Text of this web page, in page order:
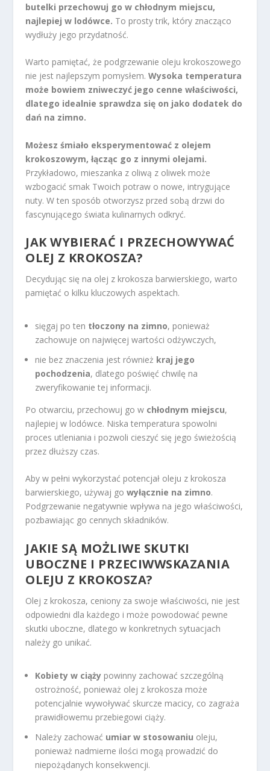
butelki przechowuj go w chłodnym miejscu,
najlepiej w lodówce. To prosty trik, który znacząco
wydłuży jego przydatność.
Warto pamiętać, że podgrzewanie oleju krokoszowego
nie jest najlepszym pomysłem.Wysoka temperatura
może bowiem zniweczyć jego cenne właściwości,
dlatego idealnie sprawdza się on jako dodatek do
dań na zimno.
Możesz śmiało eksperymentować z olejem
krokoszowym, łącząc go z innymi olejami.
Przykładowo, mieszanka z oliwą z oliwek może
wzbogacić smak Twoich potraw o nowe, intrygujące
nuty. W ten sposób otworzysz przed sobą drzwi do
fascynującego świata kulinarnych odkryć.
JAK WYBIERAĆ I PRZECHOWYWAĆ
OLEJ Z KROKOSZA?
Decydując się na olej z krokosza barwierskiego, warto
pamiętać o kilku kluczowych aspektach.
sięgaj po ten tłoczony na zimno, ponieważ
zachowuje on najwięcej wartości odżywczych,
nie bez znaczenia jest również kraj jego
pochodzenia, dlatego poświęć chwilę na
zweryfikowanie tej informacji.
Po otwarciu, przechowuj go w chłodnym miejscu,
najlepiej w lodówce. Niska temperatura spowolni
proces utleniania i pozwoli cieszyć się jego świeżością
przez dłuższy czas.
Aby w pełni wykorzystać potencjał oleju z krokosza
barwierskiego, używaj gowyłącznie na zimno.
Podgrzewanie negatywnie wpływa na jego właściwości,
pozbawiając go cennych składników.
JAKIE SĄ MOŻLIWE SKUTKI
UBOCZNE I PRZECIWWSKAZANIA
OLEJU Z KROKOSZA?
Olej z krokosza, ceniony za swoje właściwości, nie jest
odpowiedni dla każdego i może powodować pewne
skutki uboczne, dlatego w konkretnych sytuacjach
należy go unikać.
Kobiety w ciąży powinny zachować szczególną
ostrożność, ponieważ olej z krokosza może
potencjalnie wywoływać skurcze macicy, co zagraża
prawidłowemu przebiegowi ciąży.
Należy zachować umiar w stosowaniu oleju,
ponieważ nadmierne ilości mogą prowadzić do
niepożądanych konsekwencji.